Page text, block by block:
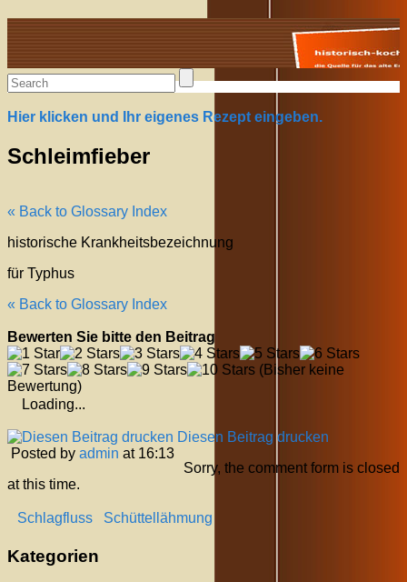
Alte Rezepte online
Hier klicken und Ihr eigenes Rezept eingeben.
Schleimfieber
« Back to Glossary Index
historische Krankheitsbezeichnung
für Typhus
« Back to Glossary Index
Bewerten Sie bitte den Beitrag
(Bisher keine
Bewertung)
Loading...
Diesen Beitrag drucken
Posted by admin at 16:13
Sorry, the comment form is closed
at this time.
Schlagfluss Schüttellähmung
Kategorien